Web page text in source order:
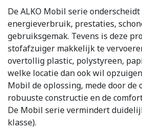
De ALKO Mobil serie
energieverbruik, prestaties,
gebruiksgemak. Tevens is deze
stofafzuiger makkelijk te
overtollig plastic, polystyreen,
welke locatie dan ook wil
Mobil de oplossing, mede door
robuuste constructie en de
De Mobil serie vermindert
klasse).